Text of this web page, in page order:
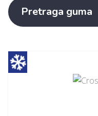
Pretraga guma